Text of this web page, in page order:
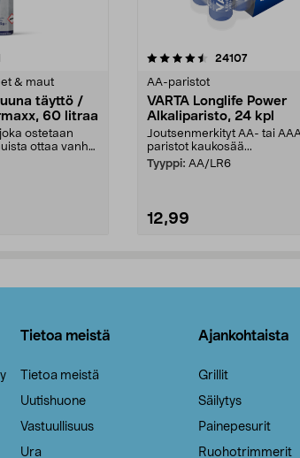
& maut
täyttö /
60 litraa
ostetaan
ottaa vanha
24107arvostelut
AA-paristot
VARTA Longlife Power
Alkaliparisto, 24 kpl
Joutsenmerkityt AA- tai
paristot kaukosää...
Tyyppi: AA/LR6
12,99
4.5viidestä
Tietoa meistä
Tietoa meistä
Uutishuone
Vastuullisuus
Ura
Ajankohtaista
Grillit
Säilytys
Painepesurit
Ruohotrimmerit